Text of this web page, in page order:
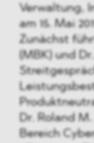
Verwaltung,
am 15. Mai
Zunächst
(MBK) und
Dr. Roland
Bereich